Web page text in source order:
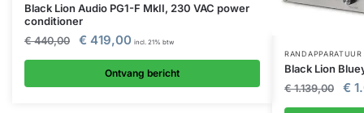
Black Lion Audio PG1-F MkII, 230 VAC power
conditioner
€440,00 € 419,00 incl. 21% btw
Ontvang bericht
RANDAPPARATUUR
Black Lion
€1.139,00 €